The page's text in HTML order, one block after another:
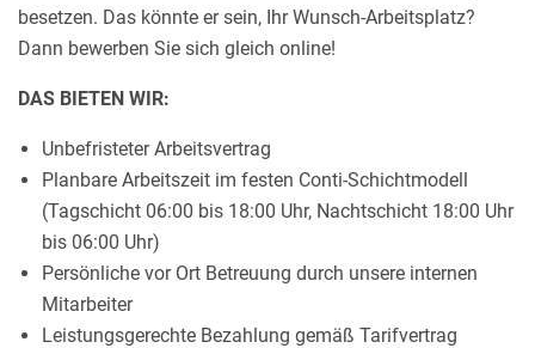
besetzen. Das könnte er sein, Ihr Wunsch-Arbeitsplatz?
Dann bewerben Sie sich gleich online!
DAS BIETEN WIR:
Unbefristeter Arbeitsvertrag
Planbare Arbeitszeit im festen Conti-Schichtmodell
(Tagschicht 06:00 bis 18:00 Uhr, Nachtschicht 18:00 Uhr
bis 06:00 Uhr)
Persönliche vor Ort Betreuung durch unsere internen
Mitarbeiter
Leistungsgerechte Bezahlung gemäß Tarifvertrag